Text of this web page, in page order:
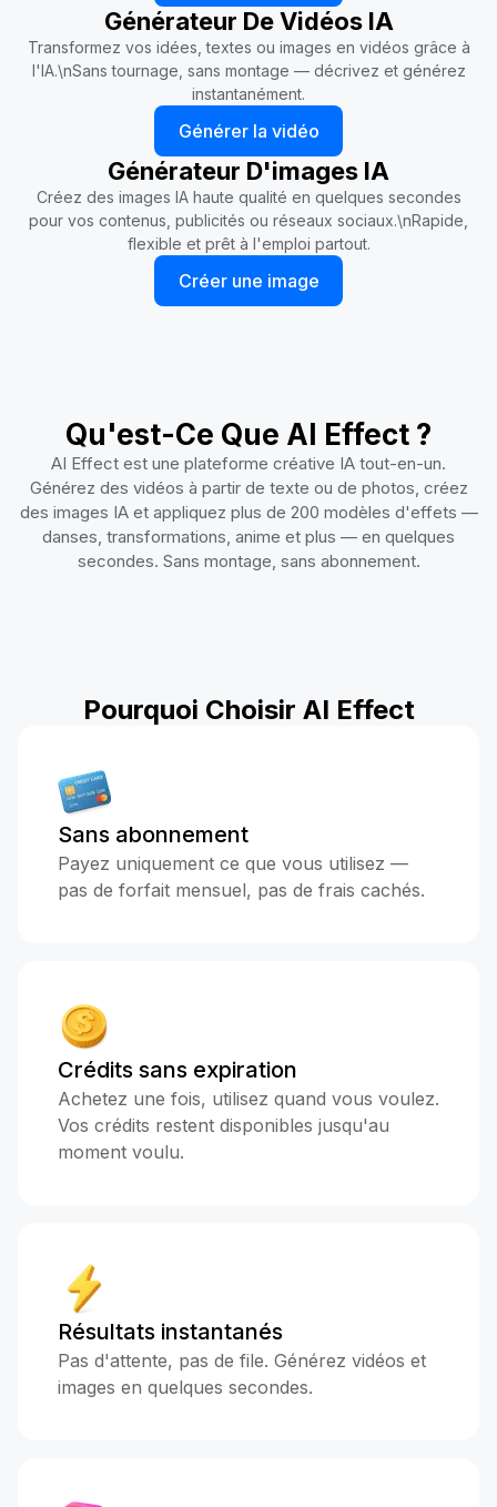
Générateur De Vidéos IA
Transformez vos idées, textes ou images en vidéos grâce à
l'IA.\nSans tournage, sans montage — décrivez et générez
instantanément.
Générer la vidéo
Générateur D'images IA
Créez des images IA haute qualité en quelques secondes
pour vos contenus, publicités ou réseaux sociaux.\nRapide,
flexible et prêt à l'emploi partout.
Créer une image
Qu'est-Ce Que AI Effect ?
AI Effect est une plateforme créative IA tout-en-un.
Générez des vidéos à partir de texte ou de photos, créez
des images IA et appliquez plus de 200 modèles d'effets —
danses, transformations, anime et plus — en quelques
secondes. Sans montage, sans abonnement.
Pourquoi Choisir AI Effect
Sans abonnement
Payez uniquement ce que vous utilisez —
pas de forfait mensuel, pas de frais cachés.
Crédits sans expiration
Achetez une fois, utilisez quand vous voulez.
Vos crédits restent disponibles jusqu'au
moment voulu.
Résultats instantanés
Pas d'attente, pas de file. Générez vidéos et
images en quelques secondes.